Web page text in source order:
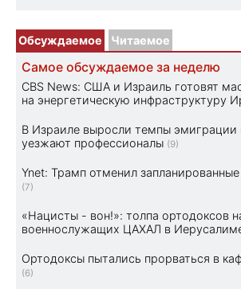
Обсуждаемое Читаемое
Самое обсуждаемое за неделю
CBS News: США и Израиль готовят
на энергетическую инфраструктуру
В Израиле выросли темпы эмиграции
уезжают профессионалы (9)
Ynet: Трамп отменил
(7)
«Нацисты - вон!»: толпа ортодоксов
военнослужащих ЦАХАЛ в
Ортодоксы пытались прорваться в
(6)